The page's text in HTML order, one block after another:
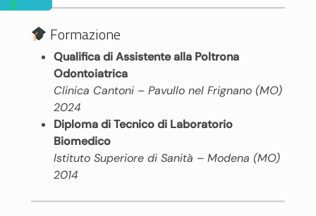
Formazione
Qualifica di Assistente alla Poltrona
Odontoiatrica
Clinica Cantoni – Pavullo nel Frignano (MO)
2024
Diploma di Tecnico di Laboratorio
Biomedico
Istituto Superiore di Sanità – Modena (MO)
2014